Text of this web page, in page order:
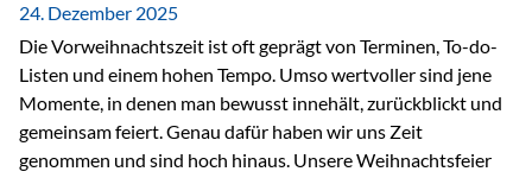
24. Dezember 2025
Die Vorweihnachtszeit ist oft geprägt von Terminen, To-do-
Listen und einem hohen Tempo. Umso wertvoller sind jene
Momente, in denen man bewusst innehält, zurückblickt und
gemeinsam feiert. Genau dafür haben wir uns Zeit
genommen und sind hoch hinaus. Unsere Weihnachtsfeier